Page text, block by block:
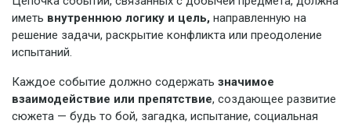
иметь внутреннюю логику и цель, направленную на
решение задачи, раскрытие конфликта или преодоление
испытаний.
Каждое событие должно содержать значимое
взаимодействие или препятствие, создающее развитие
сюжета — будь то бой, загадка, испытание, социальная